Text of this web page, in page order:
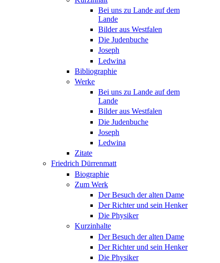
Bei uns zu Lande auf dem
Lande
Bilder aus Westfalen
Die Judenbuche
Joseph
Ledwina
Bibliographie
Werke
Bei uns zu Lande auf dem
Lande
Bilder aus Westfalen
Die Judenbuche
Joseph
Ledwina
Zitate
Friedrich Dürrenmatt
Biographie
Zum Werk
Der Besuch der alten Dame
Der Richter und sein Henker
Die Physiker
Kurzinhalte
Der Besuch der alten Dame
Der Richter und sein Henker
Die Physiker